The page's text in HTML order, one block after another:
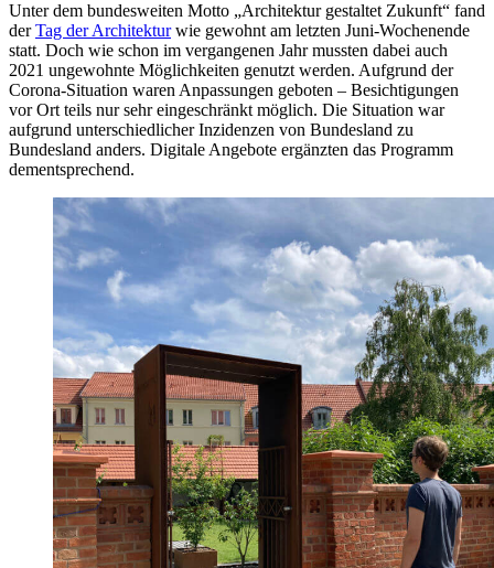
Unter dem bundesweiten Motto „Architektur gestaltet Zukunft“ fand
derTag der Architekturwie gewohnt am letzten Juni-Wochenende
statt. Doch wie schon im vergangenen Jahr mussten dabei auch
2021 ungewohnte Möglichkeiten genutzt werden. Aufgrund der
Corona-Situation waren Anpassungen geboten – Besichtigungen
vor Ort teils nur sehr eingeschränkt möglich. Die Situation war
aufgrund unterschiedlicher Inzidenzen von Bundesland zu
Bundesland anders. Digitale Angebote ergänzten das Programm
dementsprechend.